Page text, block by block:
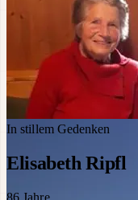
In stillem Gedenken
Elisabeth Ripfl
86 Jahre